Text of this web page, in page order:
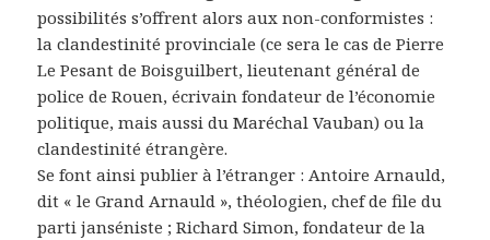
possibilités s’offrent alors aux non-conformistes :
la clandestinité provinciale (ce sera le cas de Pierre
Le Pesant de Boisguilbert, lieutenant général de
police de Rouen, écrivain fondateur de l’économie
politique, mais aussi du Maréchal Vauban) ou la
clandestinité étrangère.
Se font ainsi publier à l’étranger : Antoire Arnauld,
dit « le Grand Arnauld », théologien, chef de file du
parti janséniste ; Richard Simon, fondateur de la